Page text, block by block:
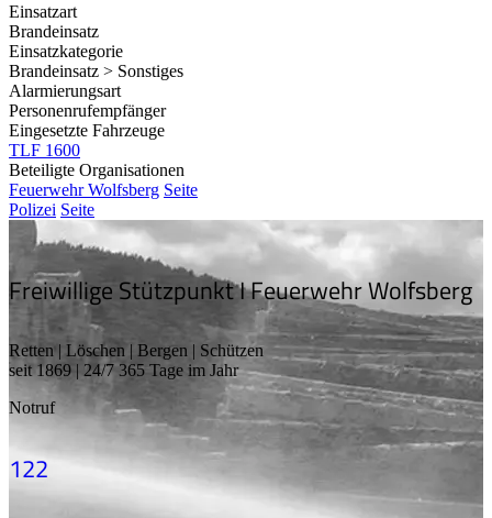
Einsatzart
Brandeinsatz
Einsatzkategorie
Brandeinsatz > Sonstiges
Alarmierungsart
Personenrufempfänger
Eingesetzte Fahrzeuge
TLF 1600
Beteiligte Organisationen
Feuerwehr Wolfsberg Seite
Polizei Seite
Freiwillige Stützpunkt I Feuerwehr Wolfsberg
Retten | Löschen | Bergen | Schützen
seit 1869 | 24/7 365 Tage im Jahr
Notruf
122